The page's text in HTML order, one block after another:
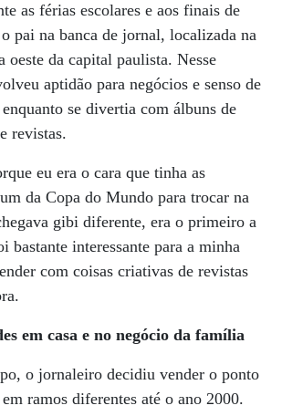
as férias escolares e aos finais de
pai na banca de jornal, localizada na
oeste da capital paulista. Nesse
aptidão para negócios e senso de
se divertia com álbuns de
revistas.
eu era o cara que tinha as
da Copa do Mundo para trocar na
gibi diferente, era o primeiro a
bastante interessante para a minha
com coisas criativas de revistas
em casa e no negócio da família
o jornaleiro decidiu vender o ponto
ramos diferentes até o ano 2000.